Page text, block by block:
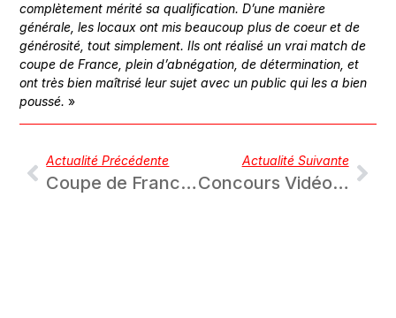
complètement mérité sa qualification. D’une manière
générale, les locaux ont mis beaucoup plus de coeur et de
générosité, tout simplement. Ils ont réalisé un vrai match de
coupe de France, plein d’abnégation, de détermination, et
ont très bien maîtrisé leur sujet avec un public qui les a bien
poussé. »
Actualité Précédente
Coupe de France – Éviter le piège à Guéreins
Actualité Suivante
Concours Vidéo du Club Saison 2025